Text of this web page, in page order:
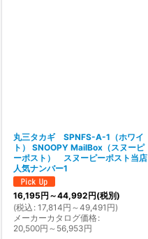
丸三タカギ SPNFS-A-1（ホワイ
ト） SNOOPY MailBox（スヌーピ
ーポスト） スヌーピーポスト当店
人気ナンバー1
16,195円 ～44,992円(税別)
(税込 : 17,814円 ～49,491 円)
メーカーカタログ価格:
20,500円 ～56,953円